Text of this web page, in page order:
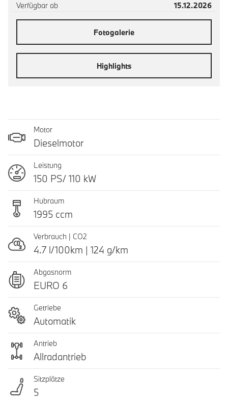
Verfügbar ab
15.12.2026
Fotogalerie
Highlights
Motor
Dieselmotor
Leistung
150 PS/ 110 kW
Hubraum
1995 ccm
Verbrauch | CO2
4.7 l/100km | 124 g/km
Abgasnorm
EURO 6
Getriebe
Automatik
Antrieb
Allradantrieb
Sitzplätze
5